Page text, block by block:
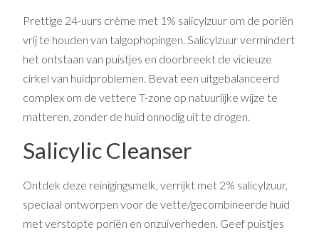
Prettige 24-uurs crème met 1% salicylzuur om de poriën
vrij te houden van talgophopingen. Salicylzuur vermindert
het ontstaan van puistjes en doorbreekt de vicieuze
cirkel van huidproblemen. Bevat een uitgebalanceerd
complex om de vettere T-zone op natuurlijke wijze te
matteren, zonder de huid onnodig uit te drogen.
Salicylic Cleanser
Ontdek deze reinigingsmelk, verrijkt met 2% salicylzuur,
speciaal ontworpen voor de vette/gecombineerde huid
met verstopte poriën en onzuiverheden. Geef puistjes